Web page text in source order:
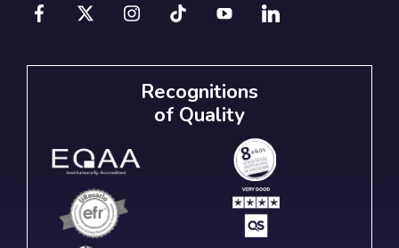
Recognitions
of Quality